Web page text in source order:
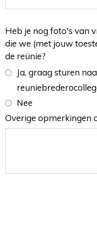
Heb je nog foto's van
die we (met jouw
de reünie?
Ja, graag sturen
Nee
Overige opmerkingen